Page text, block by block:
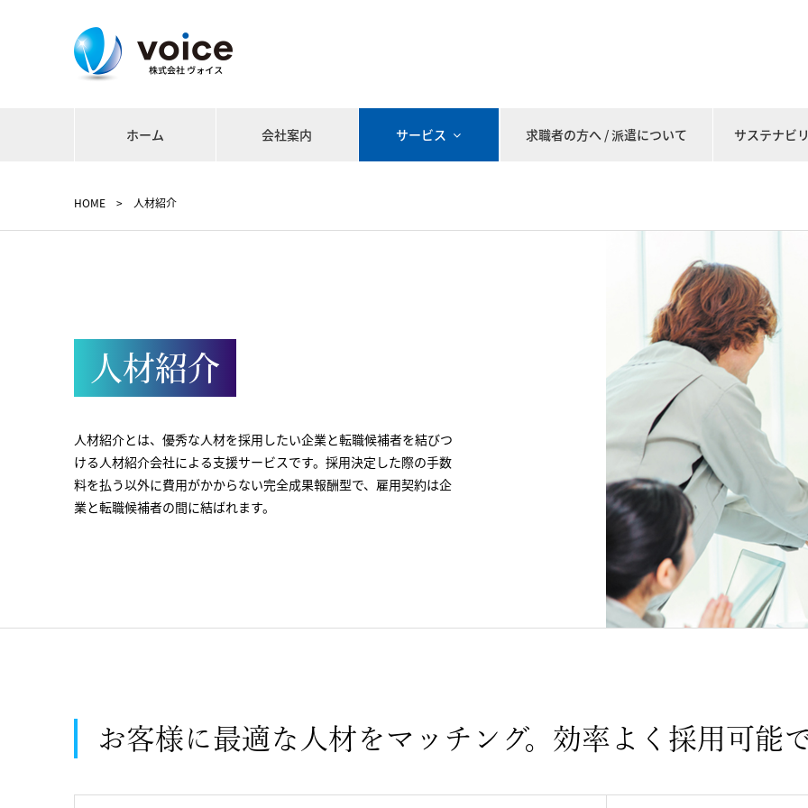
ホーム 会社案内 サービス 求職者の方へ / 派遣について サステナビ
HOME > 人材紹介
人材紹介
人材紹介とは、優秀な人材を採用したい企業と転職候補者を結びつ
ける人材紹介会社による支援サービスです。採用決定した際の手数
料を払う以外に費用がかからない完全成果報酬型で、雇用契約は企
業と転職候補者の間に結ばれます。
お客様に最適な人材をマッチング。効率よく採用可能